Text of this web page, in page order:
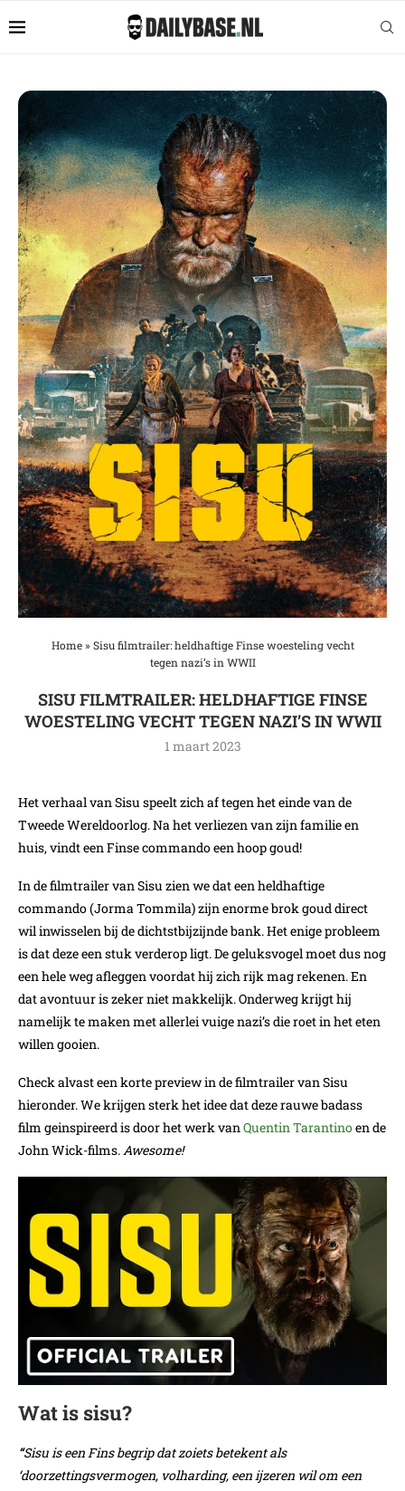
Home» Sisu filmtrailer: heldhaftige Finse woesteling vecht
tegen nazi’s in WWII
SISU FILMTRAILER: HELDHAFTIGE FINSE
WOESTELING VECHT TEGEN NAZI’S IN WWII
1 maart 2023
Het verhaal van Sisu speelt zich af tegen het einde van de
Tweede Wereldoorlog. Na het verliezen van zijn familie en
huis, vindt een Finse commando een hoop goud!
In de filmtrailer van Sisu zien we dat een heldhaftige
commando (Jorma Tommila) zijn enorme brok goud direct
wil inwisselen bij de dichtstbijzijnde bank. Het enige probleem
is dat deze een stuk verderop ligt. De geluksvogel moet dus nog
een hele weg afleggen voordat hij zich rijk mag rekenen. En
dat avontuur is zeker niet makkelijk. Onderweg krijgt hij
namelijk te maken met allerlei vuige nazi’s die roet in het eten
willen gooien.
Check alvast een korte preview in de filmtrailer van Sisu
hieronder. We krijgen sterk het idee dat deze rauwe badass
film geinspireerd is door het werk vanQuentin Tarantinoen de
John Wick-films.Awesome!
Wat is sisu?
“Sisu is een Fins begrip dat zoiets betekent als
‘doorzettingsvermogen, volharding, een ijzeren wil om een